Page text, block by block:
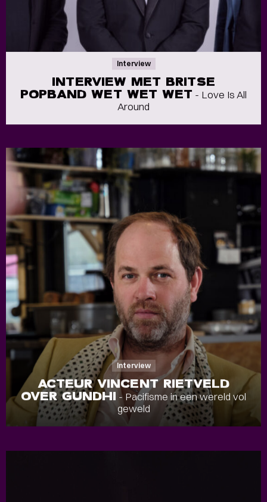
Interview
INTERVIEW MET BRITSE
POPBAND WET WET WET - Love Is All
Around
Interview
ACTEUR VINCENT RIETVELD
OVER GUNDHI - Pacifisme in een wereld vol
geweld